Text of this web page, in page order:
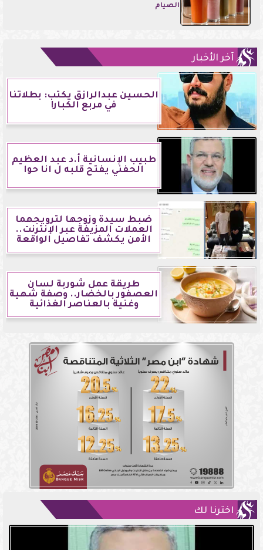
الصيام
آخر الأخبار
الحسين عبدالرازق يكتب: بطلاتنا
في مربع الكبار!
طبيب الإنسانية أ.د عبد العظيم
الحفني يفتح قلبه ل انا حوا
ضبط سيدة وزوجها لترويجهما
العملات المزيفة عبر الإنترنت..
الأمن يكشف تفاصيل الواقعة
طريقة عمل شوربة لسان
العصفور بالخضار.. وصفة شهية
وغنية بالعناصر الغذائية
اخترنا لك